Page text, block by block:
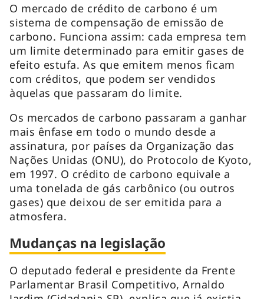
O mercado de crédito de carbono é um
sistema de compensação de emissão de
carbono. Funciona assim: cada empresa tem
um limite determinado para emitir gases de
efeito estufa. As que emitem menos ficam
com créditos, que podem ser vendidos
àquelas que passaram do limite.
Os mercados de carbono passaram a ganhar
mais ênfase em todo o mundo desde a
assinatura, por países da Organização das
Nações Unidas (ONU), do Protocolo de Kyoto,
em 1997. O crédito de carbono equivale a
uma tonelada de gás carbônico (ou outros
gases) que deixou de ser emitida para a
atmosfera.
Mudanças na legislação
O deputado federal e presidente da Frente
Parlamentar Brasil Competitivo, Arnaldo